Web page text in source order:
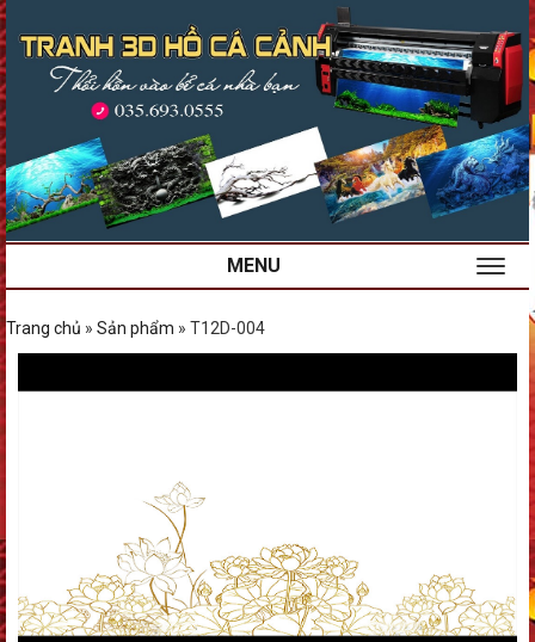
MENU
Trang chủ » Sản phẩm » T12D-004